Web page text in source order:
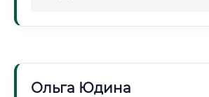
Ольга Юдина